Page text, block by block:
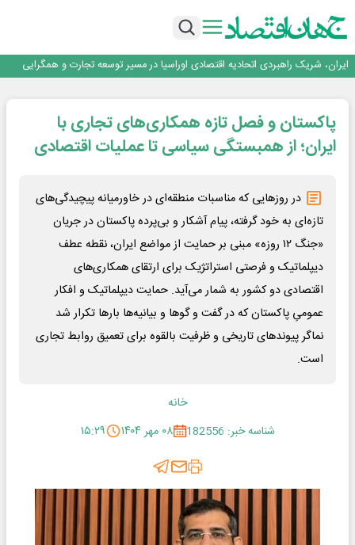
متا وارد رقابت ابزارهای هوش مصنوعی برنامه‌نویسی شد
منطقه‌ای
بانک تجارت، تأمین‌کننده مالی پروژه بازسازی فازهای ۴ و ۵ پارس حنوبی
برنده این رقابت داستان‌نویسی، انسان نبود!
متا وارد رقابت ابزارهای هوش مصنوعی برنامه‌نویسی شد
ایران، شریک راهبردی اتحادیه اقتصادی اوراسیا در مسیر توسعه تجارت و همگرایی
منطقه‌ای
بانک تجارت، تأمین‌کننده مالی پروژه بازسازی فازهای ۴ و ۵ پارس حنوبی
پاکستان و فصل تازه همکاری‌های تجاری با
ایران؛ از همبستگی سیاسی تا عملیات اقتصادی
در روز‌هایی که مناسبات منطقه‌ای در خاورمیانه پیچیدگی‌های
تازه‌ای به خود گرفته، پیام آشکار و بی‌پرده پاکستان در جریان
«جنگ ۱۲ روزه» مبنی بر حمایت از مواضع ایران، نقطه عطف
دیپلماتیک و فرصتی استراتژیک برای ارتقای همکاری‌های
اقتصادی دو کشور به شمار می‌آید. حمایت دیپلماتیک و افکار
عمومیِ پاکستان که در گفت‌ و‌ گو‌ها و بیانیه‌ها بار‌ها تکرار شد
نماگر پیوند‌های تاریخی و ظرفیت بالقوه برای تعمیق روابط تجاری
است.
خانه
شناسه خبر: 182556
۰۸ مهر ۱۴۰۴ ۱۵:۲۹